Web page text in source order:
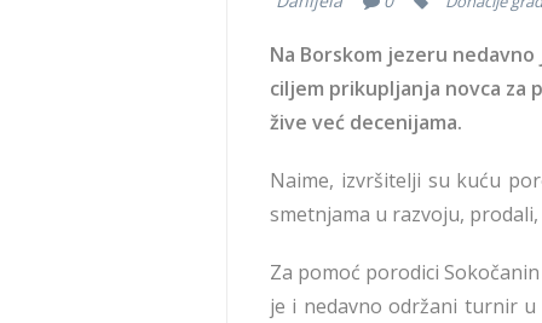
Na Borskom jezeru
ciljem prikupljanja novca za
žive već decenijama.
Naime, izvršitelji su kuću
smetnjama u razvoju,
Za pomoć porodici
je i nedavno održani turnir